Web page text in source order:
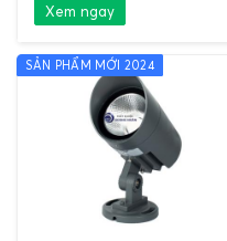
Xem ngay
SẢN PHẨM MỚI 2024